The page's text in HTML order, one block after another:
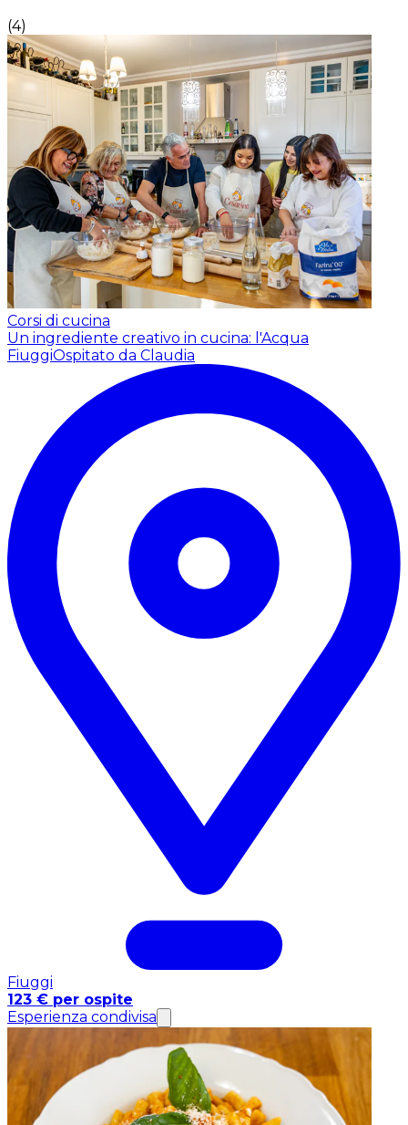
(4)
Corsi di cucina
Un ingrediente creativo in cucina: l'Acqua
FiuggiOspitato da Claudia
Fiuggi
123 € per ospite
Esperienza condivisa